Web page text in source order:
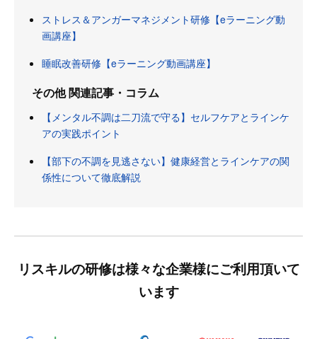
ストレス＆アンガーマネジメント研修【eラーニング動
画講座】
睡眠改善研修【eラーニング動画講座】
その他 関連記事・コラム
【メンタル不調は二刀流で守る】セルフケアとラインケ
アの実践ポイント
【部下の不調を見逃さない】健康経営とラインケアの関
係性について徹底解説
リスキルの研修は様々な企業様にご利用頂いて
います